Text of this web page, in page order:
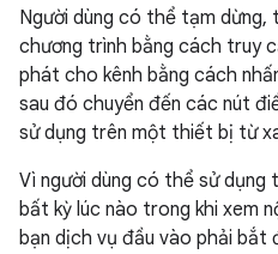
Người dùng có thể tạm dừng,
chương trình bằng cách truy
phát cho kênh bằng cách
sau đó chuyển đến các nút
sử dụng trên một thiết bị từ
Vì người dùng có thể sử dụng
bất kỳ lúc nào trong khi xem
bạn dịch vụ đầu vào phải bắt